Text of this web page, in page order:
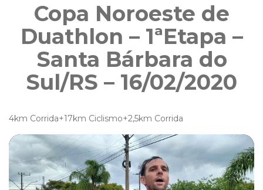
Copa Noroeste de
Duathlon – 1ªEtapa –
Santa Bárbara do
Sul/RS – 16/02/2020
4km Corrida+17km Ciclismo+2,5km Corrida